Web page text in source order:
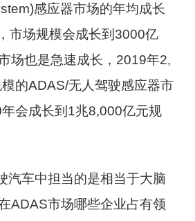
感应器市场的年均成长
市场规模会成长到3000亿
场也是急速成长，2019年2,
的ADAS/无人驾驶感应器市
会成长到1兆8,000亿元规
汽车中担当的是相当于大脑
ADAS市场哪些企业占有领